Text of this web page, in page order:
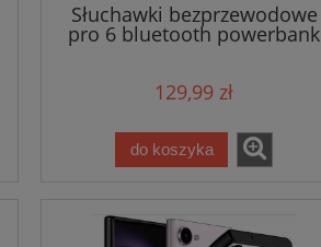
Słuchawki bezprzewodowe
pro 6 bluetooth powerbank
129,99 zł
do koszyka